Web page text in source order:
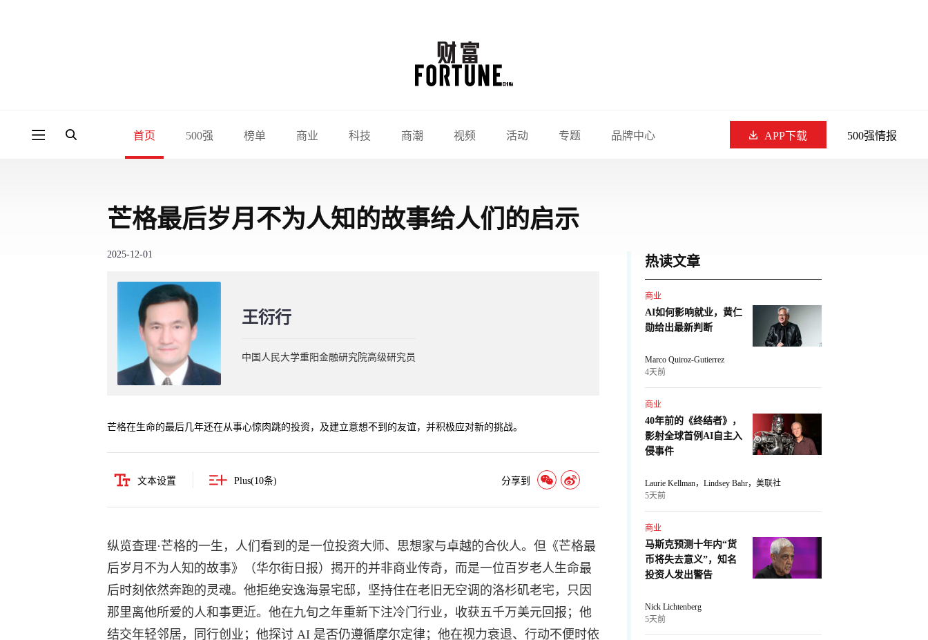
首页 500强 榜单 商业 科技 商潮 视频 活动 专题 品牌中心 APP下载 500强情报
芒格最后岁月不为人知的故事给人们的启示
2025-12-01
王衍行
中国人民大学重阳金融研究院高级研究员
芒格在生命的最后几年还在从事心惊肉跳的投资，及建立意想不到的友谊，并积极应对新的挑战。
文本设置 Plus(10条) 分享到
纵览查理·芒格的一生，人们看到的是一位投资大师、思想家与卓越的合伙人。但《芒格最
后岁月不为人知的故事》（华尔街日报）揭开的并非商业传奇，而是一位百岁老人生命最
后时刻依然奔跑的灵魂。他拒绝安逸海景宅邸，坚持住在老旧无空调的洛杉矶老宅，只因
那里离他所爱的人和事更近。他在九旬之年重新下注冷门行业，收获五千万美元回报；他
结交年轻邻居，同行创业；他探讨 AI 是否仍遵循摩尔定律；他在视力衰退、行动不便时依
热读文章
商业
AI如何影响就业，黄仁
勋给出最新判断
Marco Quiroz-Gutierrez
4天前
商业
40年前的《终结者》，
影射全球首例AI自主入
侵事件
Laurie Kellman，Lindsey Bahr，美联社
5天前
商业
马斯克预测十年内“货
币将失去意义”，知名
投资人发出警告
Nick Lichtenberg
5天前